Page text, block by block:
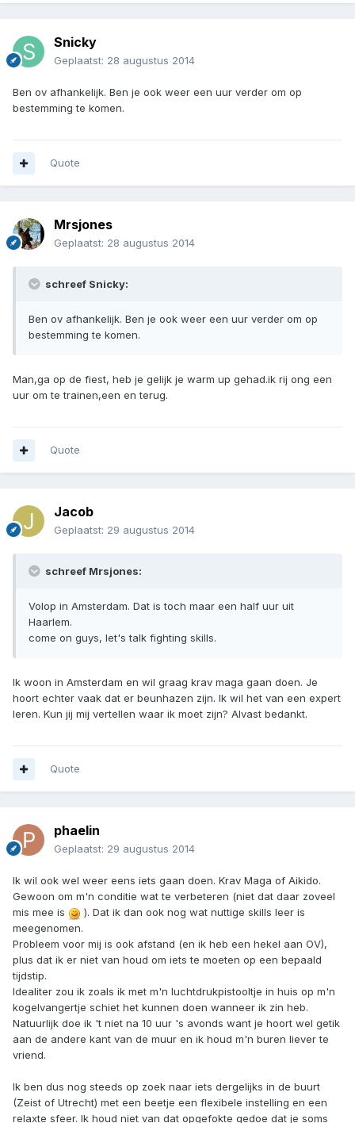
Snicky
Geplaatst: 28 augustus 2014
Ben ov afhankelijk. Ben je ook weer een uur verder om op
bestemming te komen.
Quote
Mrsjones
Geplaatst: 28 augustus 2014
schreef Snicky:
Ben ov afhankelijk. Ben je ook weer een uur verder om op
bestemming te komen.
Man,ga op de fiest, heb je gelijk je warm up gehad.ik rij ong een
uur om te trainen,een en terug.
Quote
Jacob
Geplaatst: 29 augustus 2014
schreef Mrsjones:
Volop in Amsterdam. Dat is toch maar een half uur uit
Haarlem.
come on guys, let's talk fighting skills.
Ik woon in Amsterdam en wil graag krav maga gaan doen. Je
hoort echter vaak dat er beunhazen zijn. Ik wil het van een expert
leren. Kun jij mij vertellen waar ik moet zijn? Alvast bedankt.
Quote
phaelin
Geplaatst: 29 augustus 2014
Ik wil ook wel weer eens iets gaan doen. Krav Maga of Aikido.
Gewoon om m'n conditie wat te verbeteren (niet dat daar zoveel
mis mee is
). Dat ik dan ook nog wat nuttige skills leer is
meegenomen.
Probleem voor mij is ook afstand (en ik heb een hekel aan OV),
plus dat ik er niet van houd om iets te moeten op een bepaald
tijdstip.
Idealiter zou ik zoals ik met m'n luchtdrukpistooltje in huis op m'n
kogelvangertje schiet het kunnen doen wanneer ik zin heb.
Natuurlijk doe ik 't niet na 10 uur 's avonds want je hoort wel getik
aan de andere kant van de muur en ik houd m'n buren liever te
vriend.
Ik ben dus nog steeds op zoek naar iets dergelijks in de buurt
(Zeist of Utrecht) met een beetje een flexibele instelling en een
relaxte sfeer. Ik houd niet van dat opgefokte gedoe dat je soms